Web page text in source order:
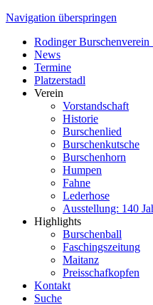
Navigation überspringen
Rodinger Burschenverein
News
Termine
Platzerstadl
Verein
Vorstandschaft
Historie
Burschenlied
Burschenkutsche
Burschenhorn
Humpen
Fahne
Lederhose
Ausstellung: 140
Highlights
Burschenball
Faschingszeitung
Maitanz
Preisschafkopfen
Kontakt
Suche